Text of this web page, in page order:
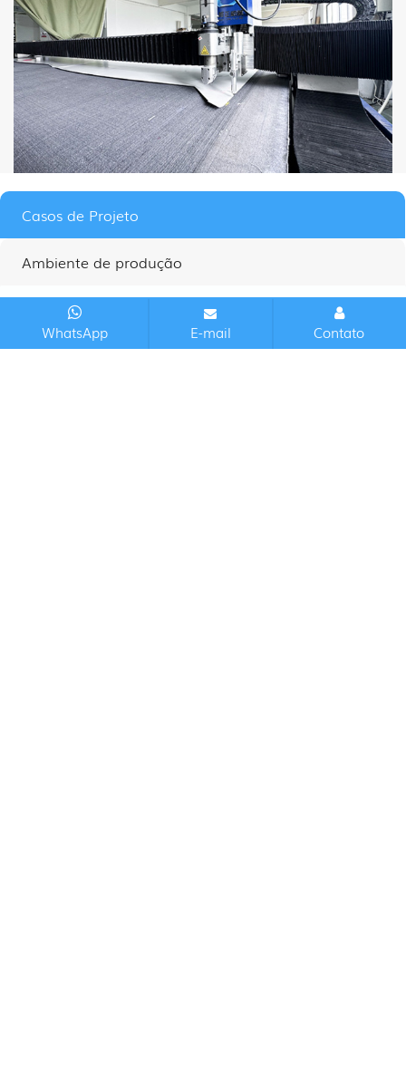
Casos de Projeto
Ambiente de produção
WhatsApp E-mail Contato